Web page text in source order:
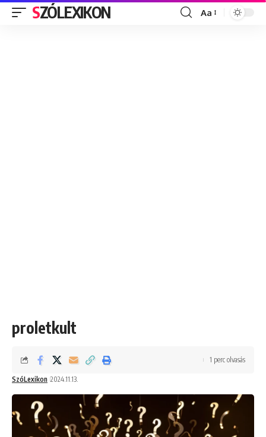
SZÓLEXIKON
Font
Aa
proletkult
SzóLexikon 2024.11.13.
1 perc olvasás